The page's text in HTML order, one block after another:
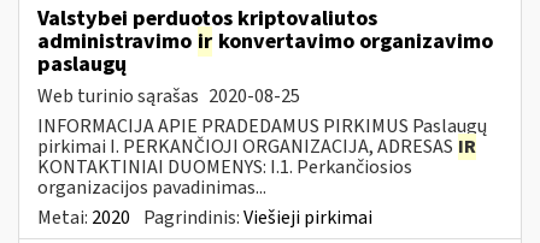
Valstybei perduotos kriptovaliutos
administravimo ir konvertavimo organizavimo
paslaugų
Web turinio sąrašas 2020-08-25
INFORMACIJA APIE PRADEDAMUS PIRKIMUS Paslaugų
pirkimai I. PERKANČIOJI ORGANIZACIJA, ADRESAS IR
KONTAKTINIAI DUOMENYS: I.1. Perkančiosios
organizacijos pavadinimas...
Metai: 2020 Pagrindinis:Viešieji pirkimai